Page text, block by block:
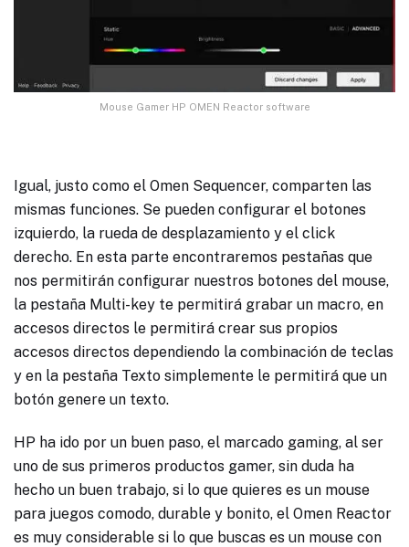
Mouse Gamer HP OMEN Reactor software
Igual, justo como el Omen Sequencer, comparten las
mismas funciones. Se pueden configurar el botones
izquierdo, la rueda de desplazamiento y el click
derecho. En esta parte encontraremos pestañas que
nos permitirán configurar nuestros botones del mouse,
la pestaña Multi-key te permitirá grabar un macro, en
accesos directos le permitirá crear sus propios
accesos directos dependiendo la combinación de teclas
y en la pestaña Texto simplemente le permitirá que un
botón genere un texto.
HP ha ido por un buen paso, el marcado gaming, al ser
uno de sus primeros productos gamer, sin duda ha
hecho un buen trabajo, si lo que quieres es un mouse
para juegos comodo, durable y bonito, el Omen Reactor
es muy considerable si lo que buscas es un mouse con